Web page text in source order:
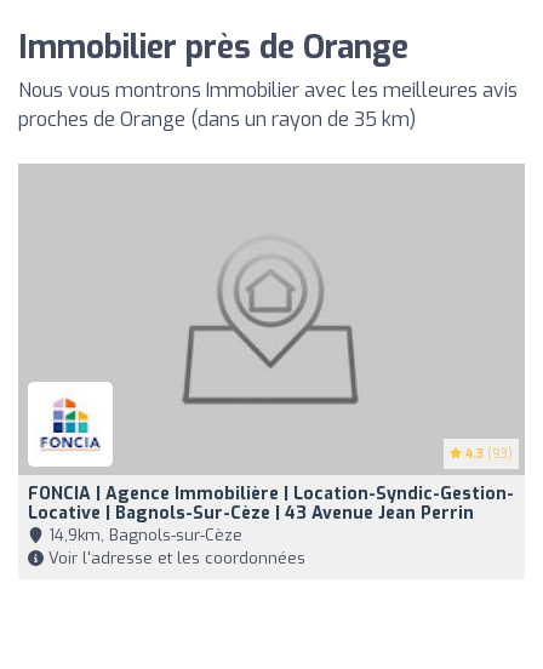
Immobilier près de Orange
Nous vous montrons Immobilier avec les meilleures avis
proches de Orange (dans un rayon de 35 km)
4.3 (93)
FONCIA | Agence Immobilière | Location-Syndic-Gestion-
Locative | Bagnols-Sur-Cèze | 43 Avenue Jean Perrin
14,9km, Bagnols-sur-Cèze
Voir l'adresse et les coordonnées